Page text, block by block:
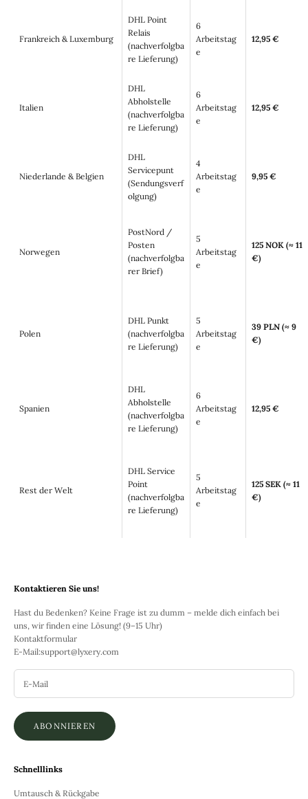
Frankreich & Luxemburg
DHL Point
Relais
(nachverfolgba
re Lieferung)
6
Arbeitstag
e
12,95 €
Italien
DHL
Abholstelle
(nachverfolgba
re Lieferung)
6
Arbeitstag
e
12,95 €
Niederlande & Belgien
DHL
Servicepunt
(Sendungsverf
olgung)
4
Arbeitstag
e
9,95 €
Norwegen
PostNord /
Posten
(nachverfolgba
rer Brief)
5
Arbeitstag
e
125 NOK (≈ 11
€)
Polen
DHL Punkt
(nachverfolgba
re Lieferung)
5
Arbeitstag
e
39 PLN (≈ 9
€)
Spanien
DHL
Abholstelle
(nachverfolgba
re Lieferung)
6
Arbeitstag
e
12,95 €
Rest der Welt
DHL Service
Point
(nachverfolgba
re Lieferung)
5
Arbeitstag
e
125 SEK (≈ 11
€)
Kontaktieren Sie uns!
Hast du Bedenken? Keine Frage ist zu dumm – melde dich einfach bei
uns, wir finden eine Lösung! (9–15 Uhr)
Kontaktformular
E-Mail:support@lyxery.com
ABONNIEREN
Schnelllinks
Umtausch & Rückgabe